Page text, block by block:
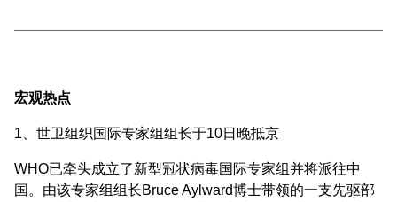
宏观热点
1、世卫组织国际专家组组长于10日晚抵京
WHO已牵头成立了新型冠状病毒国际专家组并将派往中
国。由该专家组组长Bruce Aylward博士带领的一支先驱部